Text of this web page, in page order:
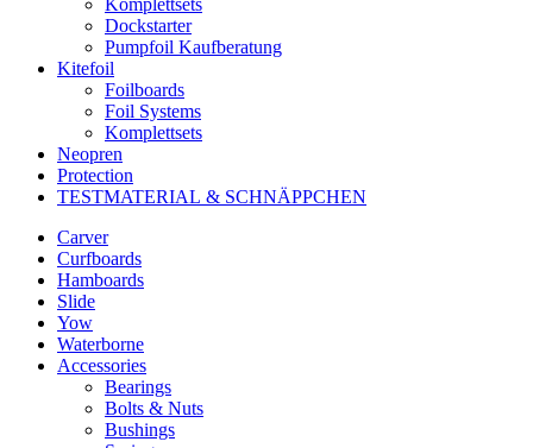
Dockstarter
Pumpfoil Kaufberatung
Kitefoil
Foilboards
Foil Systems
Komplettsets
Neopren
Protection
TESTMATERIAL & SCHNÄPPCHEN
Carver
Curfboards
Hamboards
Slide
Yow
Waterborne
Accessories
Bearings
Bolts & Nuts
Bushings